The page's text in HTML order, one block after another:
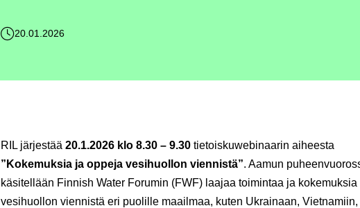
20.01.2026
RIL järjestää 20.1.2026 klo 8.30 – 9.30 tietoiskuwebinaarin aiheesta
”Kokemuksia ja oppeja vesihuollon viennistä”. Aamun
käsitellään Finnish Water Forumin (FWF) laajaa toimintaa ja kokemuksia
vesihuollon viennistä eri puolille maailmaa, kuten Ukrainaan,